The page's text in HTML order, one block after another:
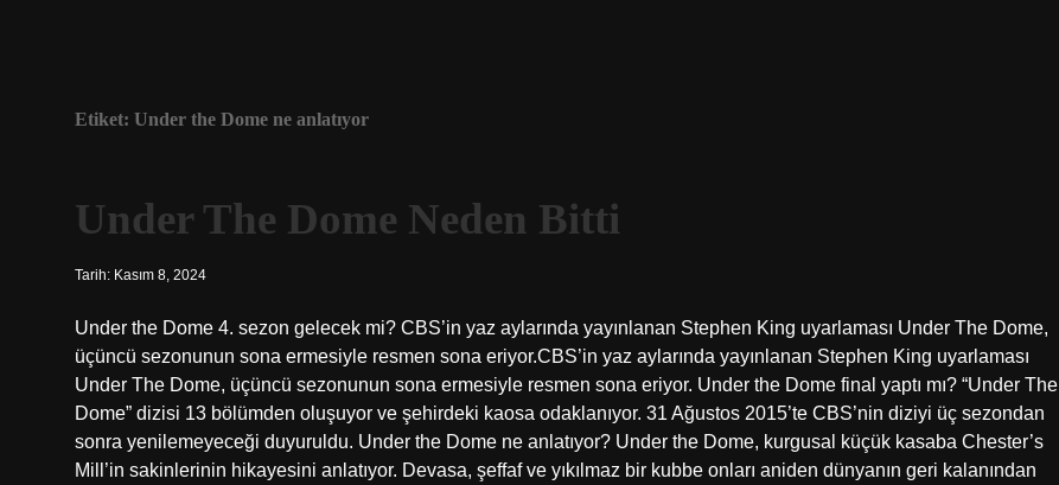
Etiket: Under the Dome ne anlatıyor
Under The Dome Neden Bitti
Tarih: Kasım 8, 2024
Under the Dome 4. sezon gelecek mi? CBS’in yaz aylarında yayınlanan Stephen King uyarlaması Under The Dome,
üçüncü sezonunun sona ermesiyle resmen sona eriyor.CBS’in yaz aylarında yayınlanan Stephen King uyarlaması
Under The Dome, üçüncü sezonunun sona ermesiyle resmen sona eriyor. Under the Dome final yaptı mı? “Under The
Dome” dizisi 13 bölümden oluşuyor ve şehirdeki kaosa odaklanıyor. 31 Ağustos 2015’te CBS’nin diziyi üç sezondan
sonra yenilemeyeceği duyuruldu. Under the Dome ne anlatıyor? Under the Dome, kurgusal küçük kasaba Chester’s
Mill’in sakinlerinin hikayesini anlatıyor. Devasa, şeffaf ve yıkılmaz bir kubbe onları aniden dünyanın geri kalanından